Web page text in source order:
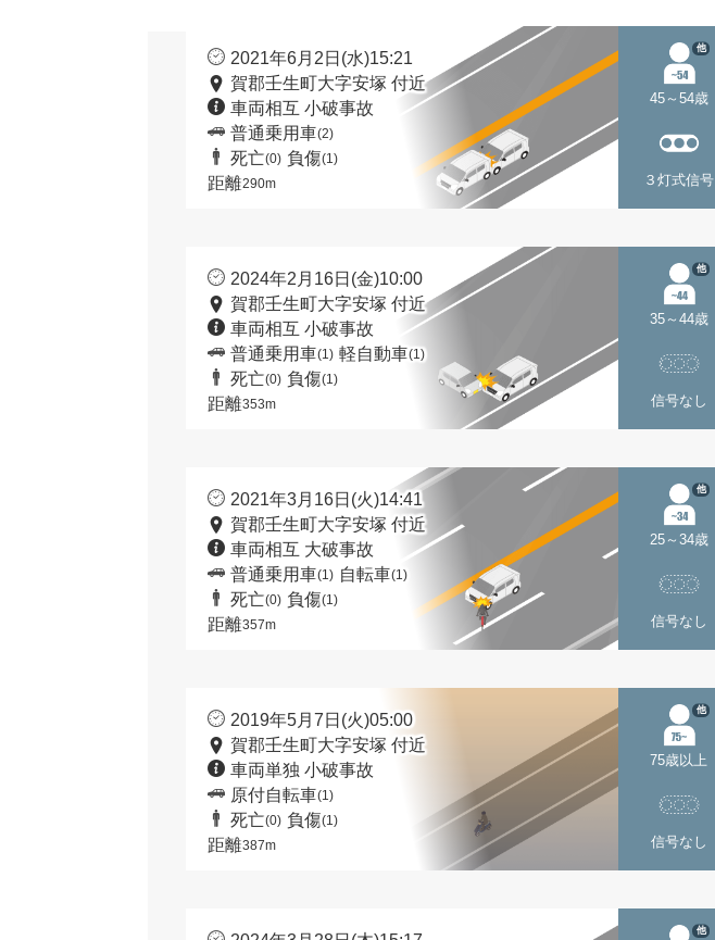
2021年6月2日(水)15:21
賀郡壬生町大字安塚 付近
車両相互 小破事故
普通乗用車(2)
死亡(0) 負傷(1)
距離290m
45～54歳
他
３灯式信号
2024年2月16日(金)10:00
賀郡壬生町大字安塚 付近
車両相互 小破事故
普通乗用車(1) 軽自動車(1)
死亡(0) 負傷(1)
距離353m
35～44歳
他
信号なし
2021年3月16日(火)14:41
賀郡壬生町大字安塚 付近
車両相互 大破事故
普通乗用車(1) 自転車(1)
死亡(0) 負傷(1)
距離357m
25～34歳
他
信号なし
2019年5月7日(火)05:00
賀郡壬生町大字安塚 付近
車両単独 小破事故
原付自転車(1)
死亡(0) 負傷(1)
距離387m
75歳以上
他
信号なし
他